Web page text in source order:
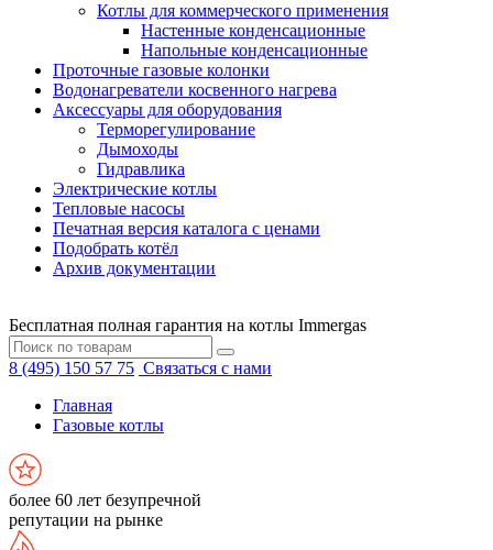
Котлы для коммерческого применения
Настенные конденсационные
Напольные конденсационные
Проточные газовые колонки
Водонагреватели косвенного нагрева
Аксессуары для оборудования
Терморегулирование
Дымоходы
Гидравлика
Электрические котлы
Тепловые насосы
Печатная версия каталога с ценами
Подобрать котёл
Архив документации
Бесплатная полная гарантия на котлы Immergas
8 (495) 150 57 75 Связаться с нами
Главная
Газовые котлы
более 60 лет безупречной
репутации на рынке